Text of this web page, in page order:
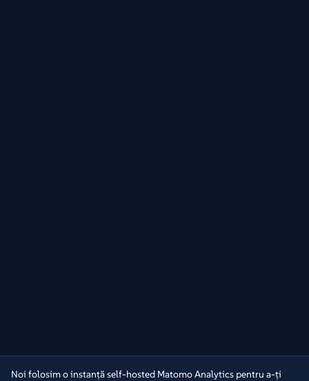
Noi folosim o instanță self-hosted Matomo Analytics pentru a-ți